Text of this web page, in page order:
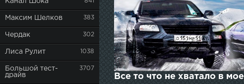
Максим Шелков 383
Чердак 302
Лиса Рулит 1038
Большой тест-
драйв
3707
Все то что не хватало в